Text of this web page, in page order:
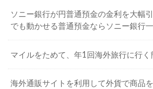
ソニー銀行が円普通預金の金利を大幅
でも動かせる普通預金ならソニー銀行
マイルをためて、年1回海外旅行に行く
海外通販サイトを利用して外貨で商品